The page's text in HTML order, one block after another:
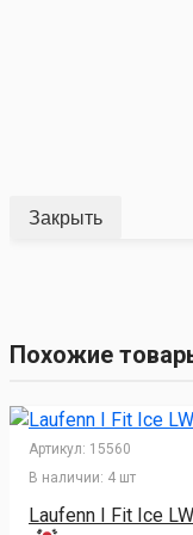
Закрыть
Похожие
Артикул: 15560
В наличии: 4 шт
Laufenn I Fit Ice